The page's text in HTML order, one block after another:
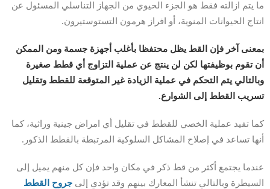
ما يتم ازالته فقط هو الجزء الحيوي من الجهاز التناسلي المسئول عن
انتاج الحيوانات المنوية، أو افراز هرمون التستوستيرون.
بمعنى آخر فإن القط يظل محتفظا بأغلب أجهزة جسمة ومن الممكن
أن تقوم بوظيفتها لكن لن ينتج عن عملية التزاوج أي قطط صغيرة
وبالتالي يتم التحكم في عملية الزيادة غير المتوقعة للقطط وتقليل
تسريب القطط إلى الشوارع.
كما تفيد عملية الخصي للقطط في تقليل أي امراض جينية وراثية، كما
أنها تساعد في إصلاح المشاكل السلوكية المرتبطة بالقطط الذكور.
عندما يجتمع أكثر من قط ذكر في مكان واحد فإن كل منهم يميل إلى
السيطرة وبالتالي تنشأ المعارك بينهم وقد تؤدي إلى جروح القطط